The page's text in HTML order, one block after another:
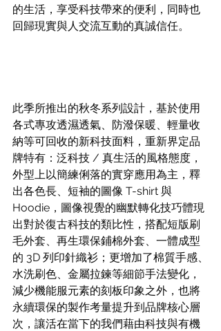
的生活，享受科技帶來的便利，同時也
回歸現實與人交流互動的真誠信任。
此季所推出的秋冬系列設計，基於使用
各式專攻透濕透氣、防潑保暖、輕量收
納等可回收的新科技面料，重新界定品
牌特有：泛科技 / 真生活的風格態度，
外型上以簡練俐落的實穿應用為主，釋
出各色長、短袖的圖像 T-shirt 與
Hoodie，圖像視覺的幽默轉化技巧體現
出對於復古科技的類比性，搭配短版刷
毛外套、再生環保鋪棉外套、一體成型
的 3D 列印針織衫；更增加了棉質手感、
水洗刷色、金屬拉鍊等細節手法變化，
減少機能服元素的刻板印象之外，也將
永續環保的製作考量提升到品牌核心層
次，讓活在當下的我們藉由科技與有機